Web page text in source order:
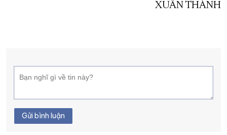
XUÂN THÀNH
Gửi bình luận